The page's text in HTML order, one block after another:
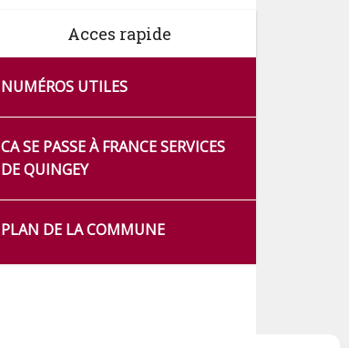
Acces rapide
NUMÉROS UTILES
CA SE PASSE À FRANCE SERVICES
DE QUINGEY
PLAN DE LA COMMUNE